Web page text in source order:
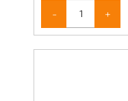
- +